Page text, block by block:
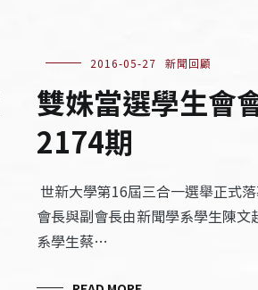
2016-05-27 新聞回顧
雙姝當選學生會
2174期
世新大學第16屆三合一選舉正式
會長與副會長由新聞學系學生陳文
系學生蔡…